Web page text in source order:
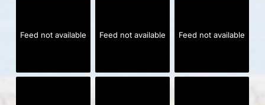
Feed not available Feed not available Feed not available